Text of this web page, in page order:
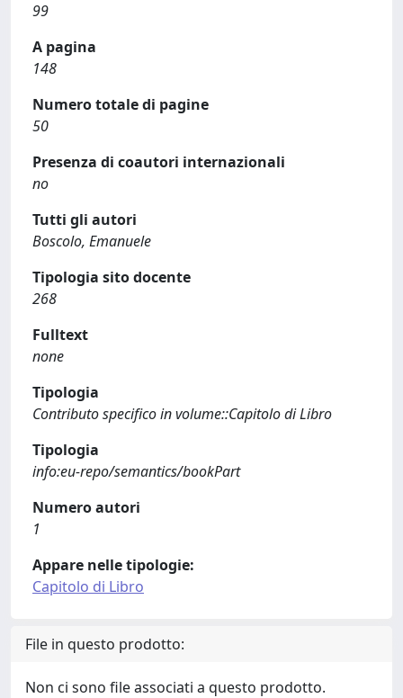
99
A pagina
148
Numero totale di pagine
50
Presenza di coautori internazionali
no
Tutti gli autori
Boscolo, Emanuele
Tipologia sito docente
268
Fulltext
none
Tipologia
Contributo specifico in volume::Capitolo di Libro
Tipologia
info:eu-repo/semantics/bookPart
Numero autori
1
Appare nelle tipologie:
Capitolo di Libro
File in questo prodotto:
Non ci sono file associati a questo prodotto.